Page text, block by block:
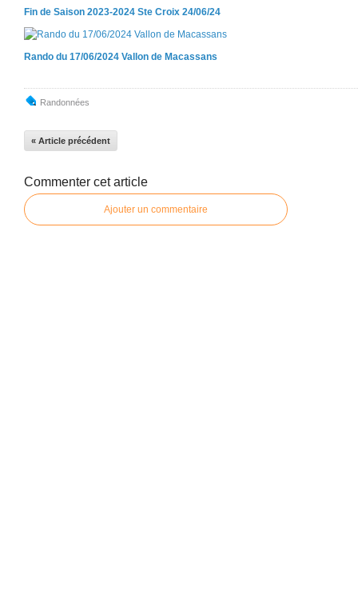
Fin de Saison 2023-2024 Ste Croix 24/06/24
Rando du 17/06/2024 Vallon de Macassans
Randonnées
« Article précédent
Commenter cet article
Ajouter un commentaire